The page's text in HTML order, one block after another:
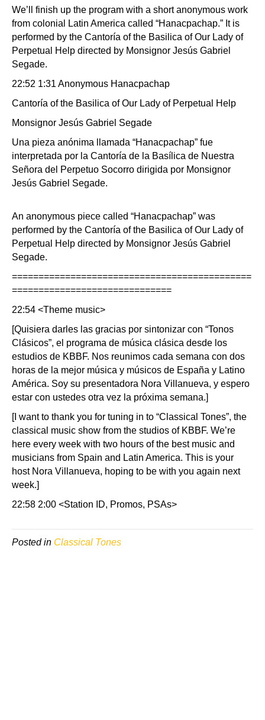
We’ll finish up the program with a short anonymous work
from colonial Latin America called “Hanacpachap.” It is
performed by the Cantoría of the Basilica of Our Lady of
Perpetual Help directed by Monsignor Jesús Gabriel
Segade.
22:52 1:31 Anonymous Hanacpachap
Cantoría of the Basilica of Our Lady of Perpetual Help
Monsignor Jesús Gabriel Segade
Una pieza anónima llamada “Hanacpachap” fue
interpretada por la Cantoría de la Basílica de Nuestra
Señora del Perpetuo Socorro dirigida por Monsignor
Jesús Gabriel Segade.
An anonymous piece called “Hanacpachap” was
performed by the Cantoría of the Basilica of Our Lady of
Perpetual Help directed by Monsignor Jesús Gabriel
Segade.
=============================================
==============================
22:54 <Theme music>
[Quisiera darles las gracias por sintonizar con “Tonos
Clásicos”, el programa de música clásica desde los
estudios de KBBF. Nos reunimos cada semana con dos
horas de la mejor música y músicos de España y Latino
América. Soy su presentadora Nora Villanueva, y espero
estar con ustedes otra vez la próxima semana.]
[I want to thank you for tuning in to “Classical Tones”, the
classical music show from the studios of KBBF. We’re
here every week with two hours of the best music and
musicians from Spain and Latin America. This is your
host Nora Villanueva, hoping to be with you again next
week.]
22:58 2:00 <Station ID, Promos, PSAs>
Posted in Classical Tones